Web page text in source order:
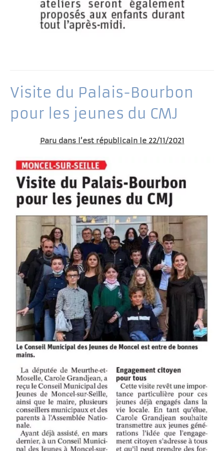
Visite du Palais-Bourbon
pour les jeunes du CMJ
Paru dans l’est républicain le 22/11/2021